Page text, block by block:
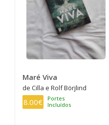
Maré Viva
de Cilla e Rolf Börjlind
8.00€
Portes
Incluídos